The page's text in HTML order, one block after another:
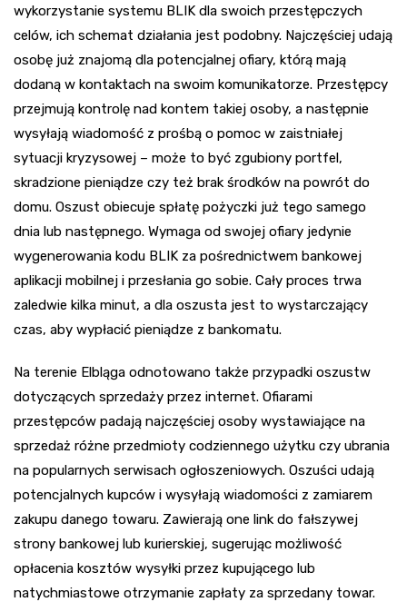
wykorzystanie systemu BLIK dla swoich przestępczych
celów, ich schemat działania jest podobny. Najczęściej udają
osobę już znajomą dla potencjalnej ofiary, którą mają
dodaną w kontaktach na swoim komunikatorze. Przestępcy
przejmują kontrolę nad kontem takiej osoby, a następnie
wysyłają wiadomość z prośbą o pomoc w zaistniałej
sytuacji kryzysowej – może to być zgubiony portfel,
skradzione pieniądze czy też brak środków na powrót do
domu. Oszust obiecuje spłatę pożyczki już tego samego
dnia lub następnego. Wymaga od swojej ofiary jedynie
wygenerowania kodu BLIK za pośrednictwem bankowej
aplikacji mobilnej i przesłania go sobie. Cały proces trwa
zaledwie kilka minut, a dla oszusta jest to wystarczający
czas, aby wypłacić pieniądze z bankomatu.
Na terenie Elbląga odnotowano także przypadki oszustw
dotyczących sprzedaży przez internet. Ofiarami
przestępców padają najczęściej osoby wystawiające na
sprzedaż różne przedmioty codziennego użytku czy ubrania
na popularnych serwisach ogłoszeniowych. Oszuści udają
potencjalnych kupców i wysyłają wiadomości z zamiarem
zakupu danego towaru. Zawierają one link do fałszywej
strony bankowej lub kurierskiej, sugerując możliwość
opłacenia kosztów wysyłki przez kupującego lub
natychmiastowe otrzymanie zapłaty za sprzedany towar.